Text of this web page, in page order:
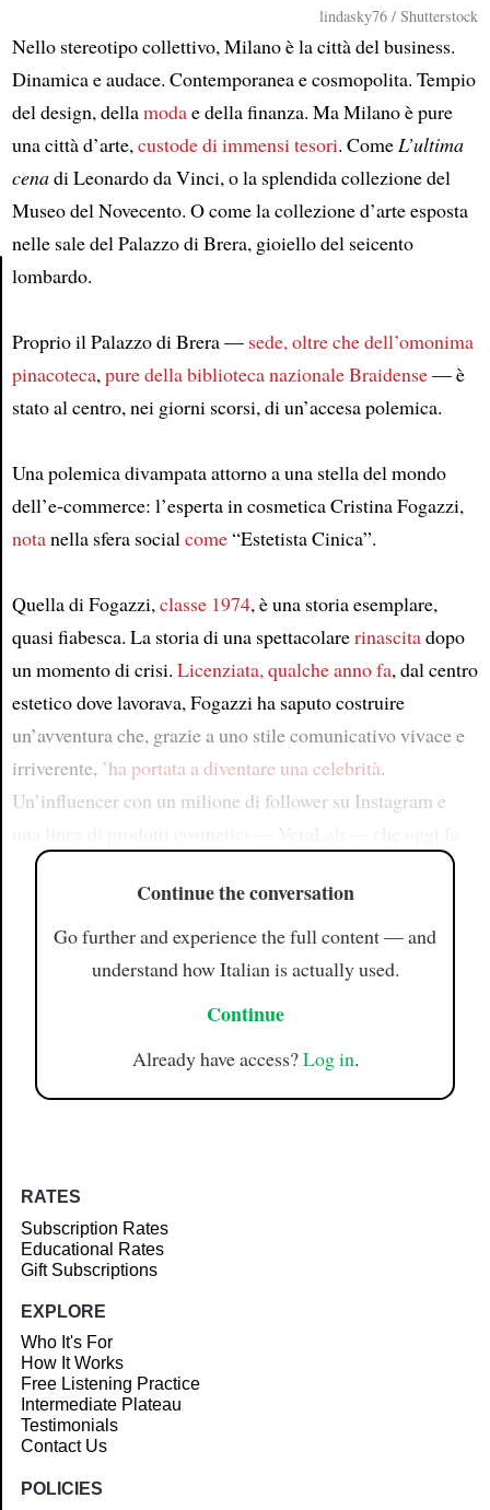
lindasky76 / Shutterstock
Nello stereotipo collettivo, Milano è la città del business.
Dinamica e audace. Contemporanea e cosmopolita. Tempio
del design, dellamodae della finanza. Ma Milano è pure
una città d’arte,custode di immensi tesori. ComeL’ultima
cenadi Leonardo da Vinci, o la splendida collezione del
Museo del Novecento. O come la collezione d’arte esposta
nelle sale del Palazzo di Brera, gioiello del seicento
lombardo.
Proprio il Palazzo di Brera — sede, oltre che dell’omonima
pinacoteca,pure della biblioteca nazionale Braidense— è
stato al centro, nei giorni scorsi, di un’accesa polemica.
Una polemica divampata attorno a una stella del mondo
dell’e-commerce: l’esperta in cosmetica Cristina Fogazzi,
notanella sfera socialcome“Estetista Cinica”.
Quella di Fogazzi,classe 1974, è una storia esemplare,
quasi fiabesca. La storia di una spettacolarerinascitadopo
un momento di crisi. Licenziata, qualche anno fa, dal centro
estetico dove lavorava, Fogazzi ha saputo costruire
un’avventura che, grazie a uno stile comunicativo vivace e
irriverente, ’ha portata a diventare una celebrità.
Un’influencer con un milione di follower su Instagram e
Continue the conversation
Go further and experience the full content — and
understand how Italian is actually used.
Continue
Already have access?Log in.
RATES
Subscription Rates
Educational Rates
Gift Subscriptions
EXPLORE
Who It's For
How It Works
Free Listening Practice
Intermediate Plateau
Testimonials
Contact Us
POLICIES